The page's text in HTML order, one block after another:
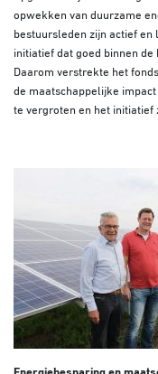
opwekken van duurzame
bestuursleden zijn actief
initiatief dat goed binnen de
Daarom verstrekte het
de maatschappelijke
te vergroten en het initiatief